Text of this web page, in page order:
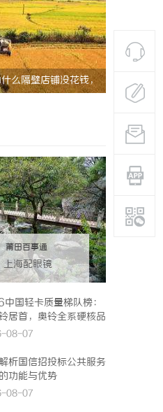
么隔壁店铺没花钱， 揭秘！专
哪些行业
莆田百事通
海配眼镜
国轻卡质量梯队榜：
居首，奥铃全系硬核品
析
08-07
析国信招投标公共服务
功能与优势
08-07